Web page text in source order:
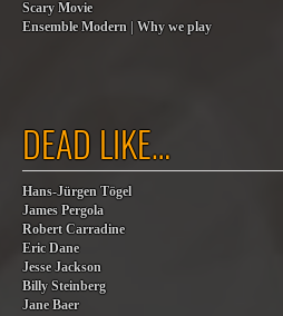
Scary Movie
Ensemble Modern | Why we play
DEAD LIKE…
Hans-Jürgen Tögel
James Pergola
Robert Carradine
Eric Dane
Jesse Jackson
Billy Steinberg
Jane Baer